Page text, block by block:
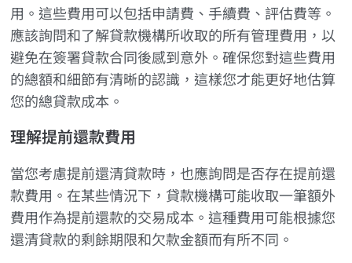
用。這些費用可以包括申請費、手續費、評估費等。
應該詢問和了解貸款機構所收取的所有管理費用，以
避免在簽署貸款合同後感到意外。確保您對這些費用
的總額和細節有清晰的認識，這樣您才能更好地估算
您的總貸款成本。
理解提前還款費用
當您考慮提前還清貸款時，也應詢問是否存在提前還
款費用。在某些情況下，貸款機構可能收取一筆額外
費用作為提前還款的交易成本。這種費用可能根據您
還清貸款的剩餘期限和欠款金額而有所不同。